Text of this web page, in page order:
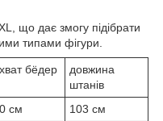
що дає змогу підібрати
типами фігури.
бёдер
довжина
штанів
см
103 см